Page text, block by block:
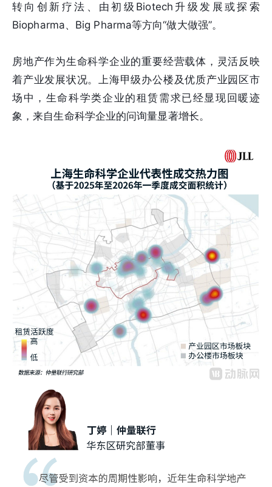
转向创新疗法、由初级Biotech升级发展或探索
Biopharma、Big Pharma等方向“做大做强”。
房地产作为生命科学企业的重要经营载体，灵活反映
着产业发展状况。上海甲级办公楼及优质产业园区市
场中，生命科学类企业的租赁需求已经显现回暖迹
象，来自生命科学企业的问询量显著增长。